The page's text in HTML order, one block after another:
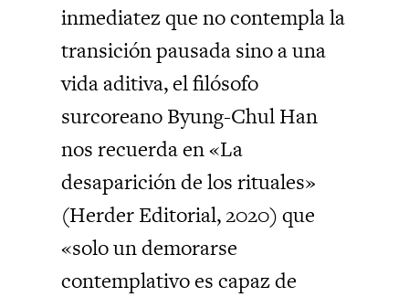
inmediatez que no contempla la
transición pausada sino a una
vida aditiva, el filósofo
surcoreano Byung-Chul Han
nos recuerda en «La
desaparición de los rituales»
(Herder Editorial, 2020) que
«solo un demorarse
contemplativo es capaz de